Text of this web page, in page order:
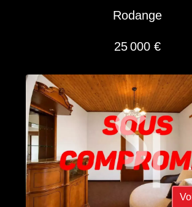
Rodange
25 000 €